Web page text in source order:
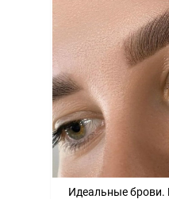
Идеальные брови.